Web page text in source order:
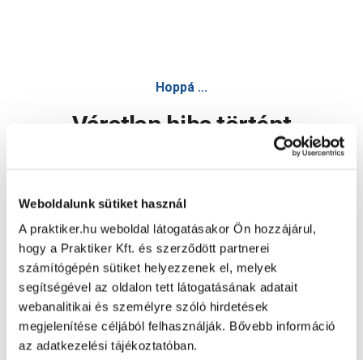
Weboldalunk sütiket használ
A praktiker.hu weboldal látogatásakor Ön hozzájárul,
hogy a Praktiker Kft. és szerződött partnerei
számítógépén sütiket helyezzenek el, melyek
segítségével az oldalon tett látogatásának adatait
webanalitikai és személyre szóló hirdetések
megjelenítése céljából felhasználják. Bővebb információ
az adatkezelési tájékoztatóban.
Hoppá ...
Váratlan hiba történt
Oldal újratöltése